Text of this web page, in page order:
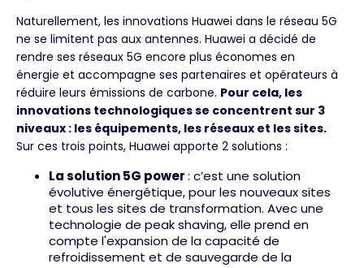
Naturellement, les innovations Huawei dans le réseau 5G
ne se limitent pas aux antennes. Huawei a décidé de
rendre ses réseaux 5G encore plus économes en
énergie et accompagne ses partenaires et opérateurs à
réduire leurs émissions de carbone. Pour cela, les
innovations technologiques se concentrent sur 3
niveaux : les équipements, les réseaux et les sites.
Sur ces trois points, Huawei apporte 2 solutions :
La solution 5G power: c’est une solution
évolutive énergétique, pour les nouveaux sites
et tous les sites de transformation. Avec une
technologie de peak shaving, elle prend en
compte l'expansion de la capacité de
refroidissement et de sauvegarde de la